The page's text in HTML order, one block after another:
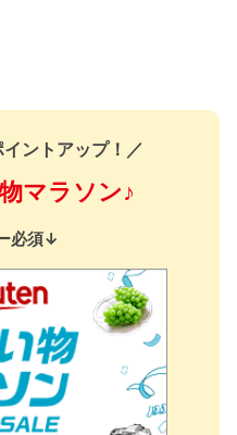
ントアップ！／
マラソン♪
必須↓